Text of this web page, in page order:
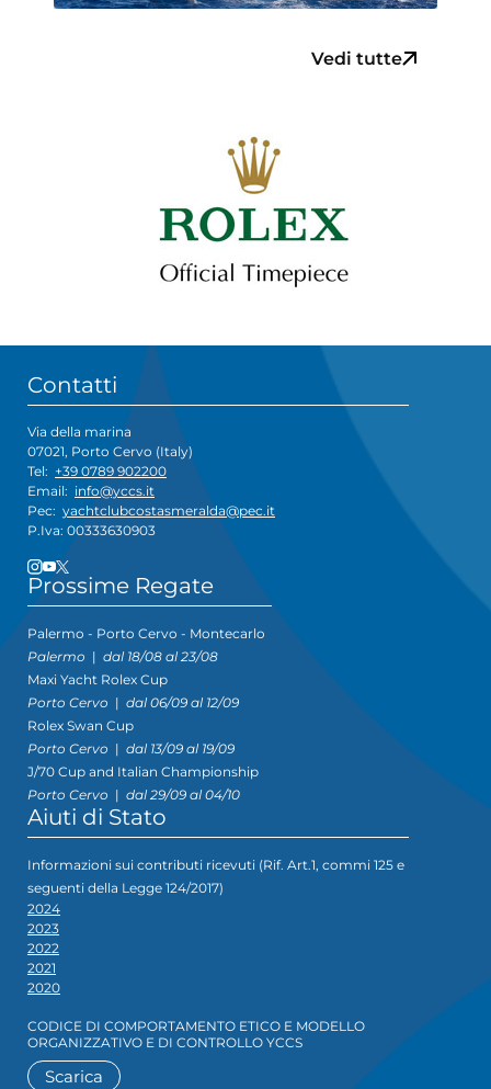
Vedi tutte
Contatti
Via della marina
07021, Porto Cervo (Italy)
Tel: +39 0789 902200
Email: info@yccs.it
Pec: yachtclubcostasmeralda@pec.it
P.Iva: 00333630903
Prossime Regate
Palermo - Porto Cervo - Montecarlo
Palermo | dal 18/08 al 23/08
Maxi Yacht Rolex Cup
Porto Cervo | dal 06/09 al 12/09
Rolex Swan Cup
Porto Cervo | dal 13/09 al 19/09
J/70 Cup and Italian Championship
Porto Cervo | dal 29/09 al 04/10
Aiuti di Stato
Informazioni sui contributi ricevuti (Rif. Art.1, commi 125 e
seguenti della Legge 124/2017)
2024
2023
2022
2021
2020
CODICE DI COMPORTAMENTO ETICO E MODELLO
ORGANIZZATIVO E DI CONTROLLO YCCS
Scarica